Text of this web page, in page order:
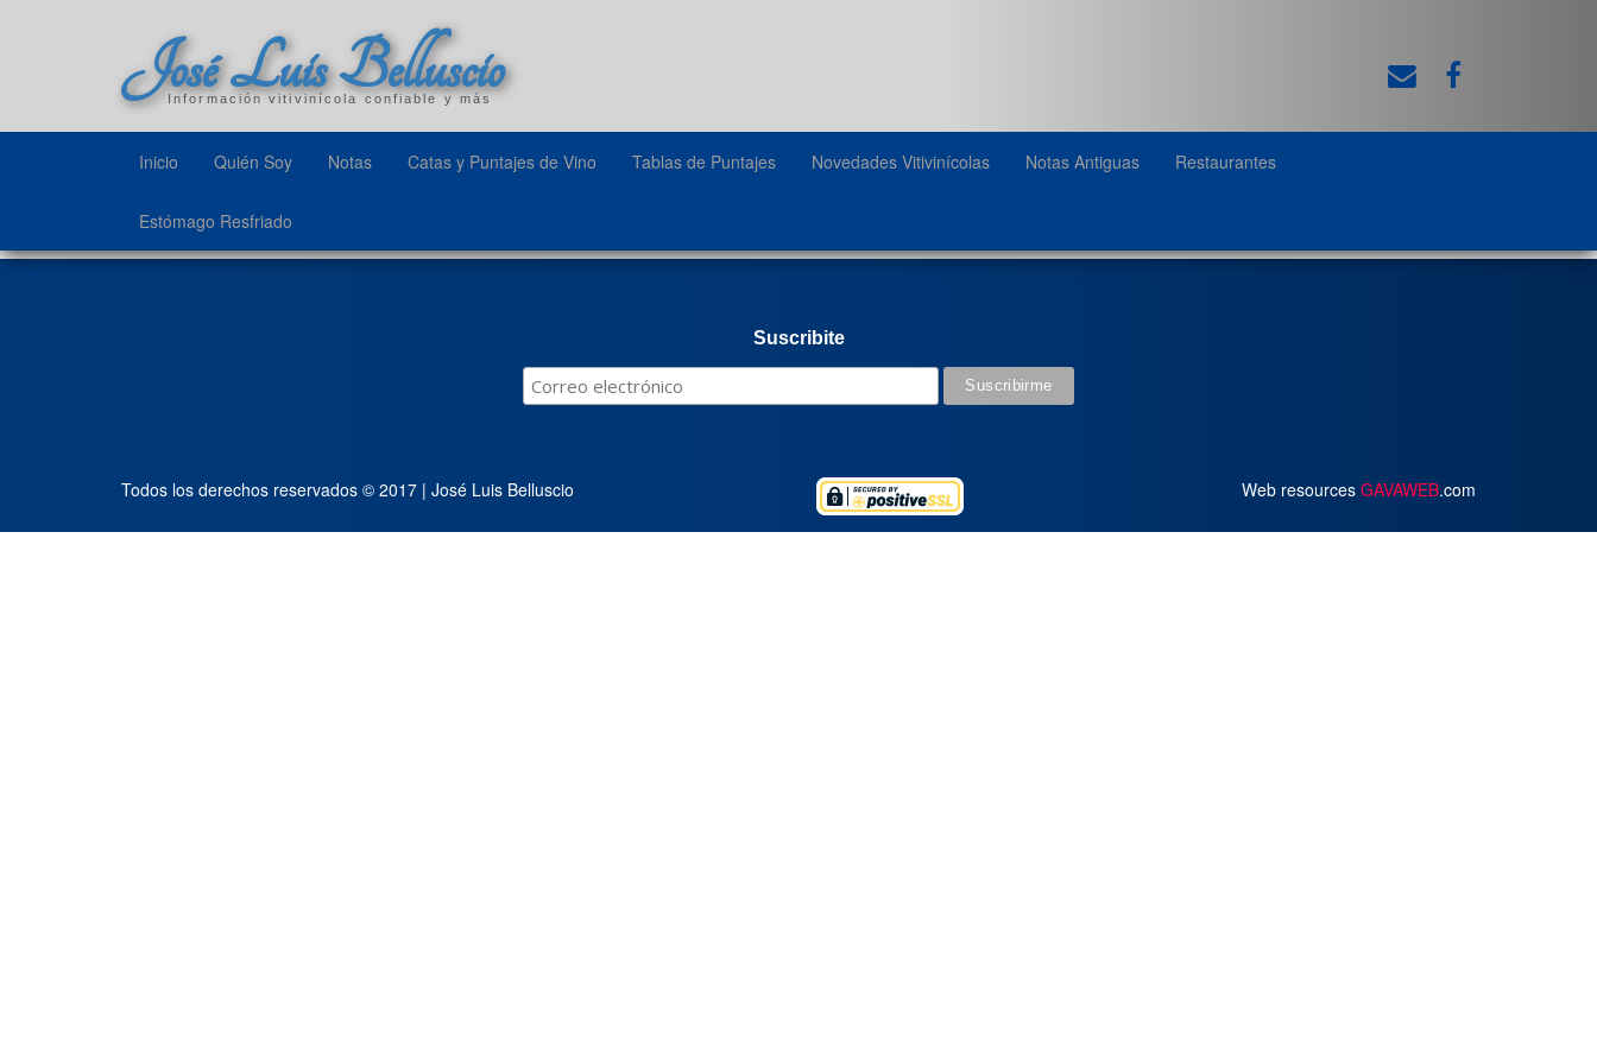
José Luis Belluscio
Información vitivinícola confiable y más
Inicio Quién Soy Notas Catas y Puntajes de Vino Tablas de Puntajes Novedades Vitivinícolas Notas Antiguas Restaurantes
Estómago Resfriado
Suscribite
Todos los derechos reservados © 2017 | José Luis Belluscio Web resources GAVAWEB.com